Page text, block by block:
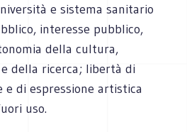
e sistema sanitario
interesse pubblico,
della cultura,
della ricerca; libertà di
e di espressione artistica
uso.